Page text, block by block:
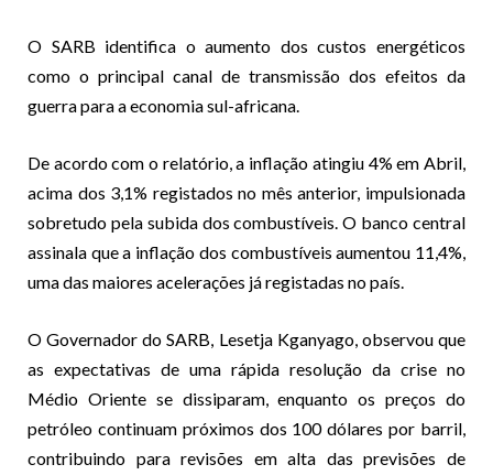
O SARB identifica o aumento dos custos energéticos
como o principal canal de transmissão dos efeitos da
guerra para a economia sul-africana.
De acordo com o relatório, a inflação atingiu 4% em Abril,
acima dos 3,1% registados no mês anterior, impulsionada
sobretudo pela subida dos combustíveis. O banco central
assinala que a inflação dos combustíveis aumentou 11,4%,
uma das maiores acelerações já registadas no país.
O Governador do SARB, Lesetja Kganyago, observou que
as expectativas de uma rápida resolução da crise no
Médio Oriente se dissiparam, enquanto os preços do
petróleo continuam próximos dos 100 dólares por barril,
contribuindo para revisões em alta das previsões de